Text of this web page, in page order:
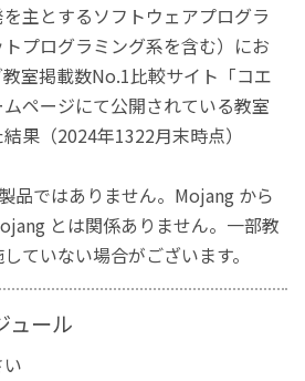
主とするソフトウェアプログラ
プログラミング系を含む）にお
室掲載数No.1比較サイト「コエ
ページにて公開されている教室
果（2024年1322月末時点）
品ではありません。Mojang から
とは関係ありません。一部教
ていない場合がございます。
ュール